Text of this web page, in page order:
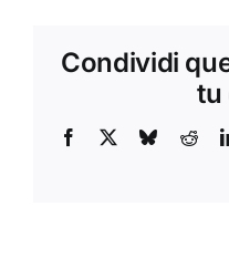
Condividi
tu
Facebook Bluesky